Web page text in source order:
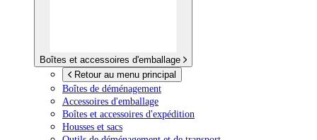
Boîtes et accessoires d'emballage
Retour au menu principal
Boîtes de déménagement
Accessoires d'emballage
Boîtes et accessoires d'expédition
Housses et sacs